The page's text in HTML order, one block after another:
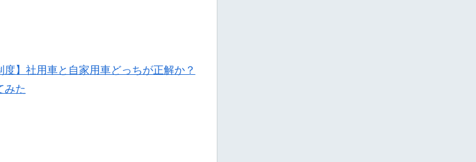
度】社用車と自家用車どっちが正解か？
みた